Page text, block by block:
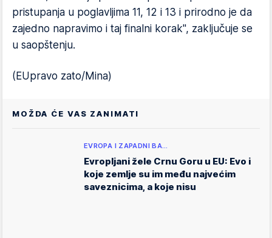
pristupanja u poglavljima 11, 12 i 13 i prirodno je da
zajedno napravimo i taj finalni korak", zaključuje se
u saopštenju.
(EUpravo zato/Mina)
MOŽDA ĆE VAS ZANIMATI
EVROPA I ZAPADNI BA…
Evropljani žele Crnu Goru u EU: Evo i
koje zemlje su im među najvećim
saveznicima, a koje nisu